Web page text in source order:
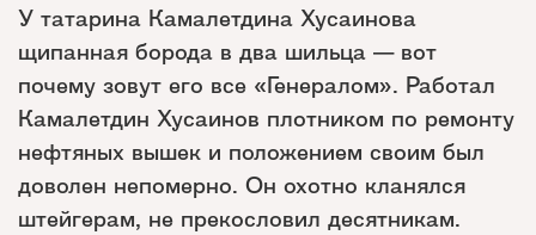
У татарина Камалетдина Хусаинова
щипанная борода в два шильца — вот
почему зовут его все «Генералом». Работал
Камалетдин Хусаинов плотником по ремонту
нефтяных вышек и положением своим был
доволен непомерно. Он охотно кланялся
штейгерам, не прекословил десятникам.